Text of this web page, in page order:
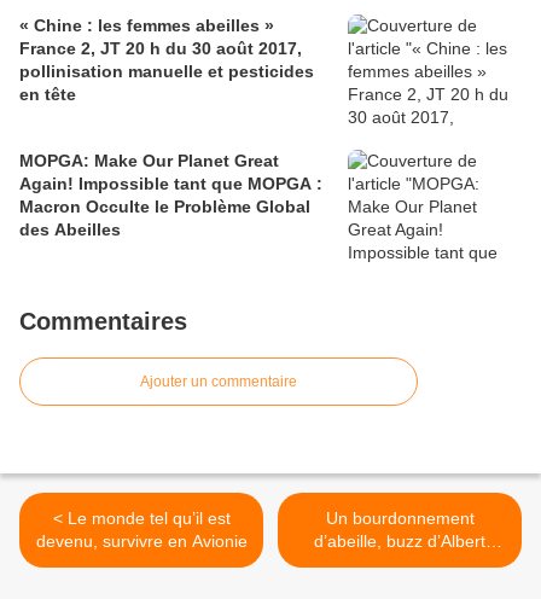
« Chine : les femmes abeilles »
France 2, JT 20 h du 30 août 2017,
pollinisation manuelle et pesticides
en tête
MOPGA: Make Our Planet Great
Again! Impossible tant que MOPGA :
Macron Occulte le Problème Global
des Abeilles
Commentaires
Ajouter un commentaire
< Le monde tel qu’il est
devenu, survivre en Avionie
Un bourdonnement
d’abeille, buzz d’Albert
Einstein, rien n’est établi >